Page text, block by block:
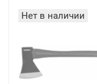
Нет в наличии